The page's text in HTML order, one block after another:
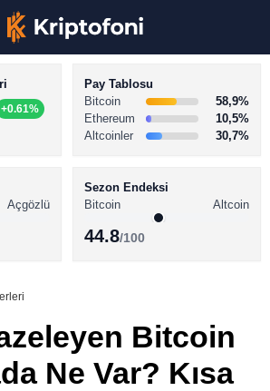
Youtube
TikTok
+0.61%
Pay Tablosu
Bitcoin
58,9%
Ethereum
10,5%
Altcoinler
30,7%
Açgözlü
Sezon Endeksi
Bitcoin
Altcoin
44.8/100
Bitcoin
Ne Var? Kısa